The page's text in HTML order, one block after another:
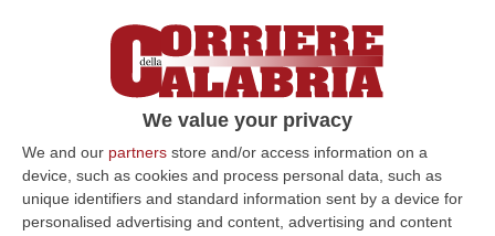
We value your privacy
We and our partners store and/or access information on a
device, such as cookies and process personal data, such as
unique identifiers and standard information sent by a device for
personalised advertising and content, advertising and content